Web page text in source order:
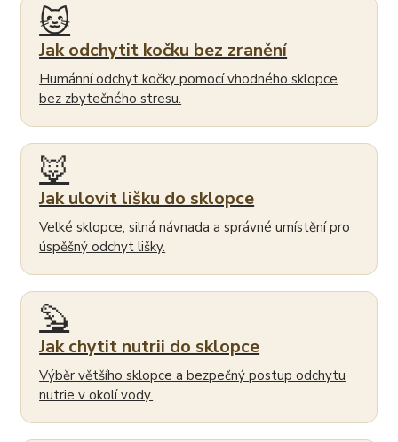
🐱
Jak odchytit kočku bez zranění
Humánní odchyt kočky pomocí vhodného sklopce
bez zbytečného stresu.
🦊
Jak ulovit lišku do sklopce
Velké sklopce, silná návnada a správné umístění pro
úspěšný odchyt lišky.
🦫
Jak chytit nutrii do sklopce
Výběr většího sklopce a bezpečný postup odchytu
nutrie v okolí vody.